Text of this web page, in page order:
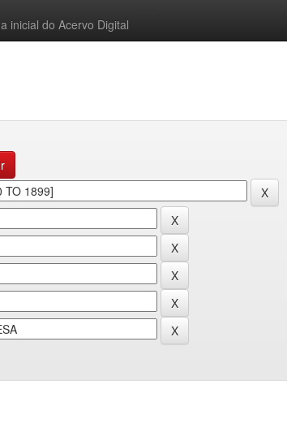
inicial do Acervo Digital